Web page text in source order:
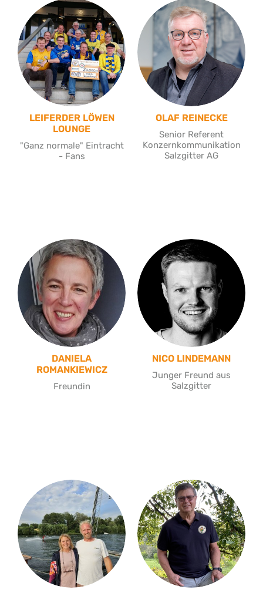
LEIFERDER LÖWEN
LOUNGE
"Ganz normale" Eintracht
- Fans
OLAF REINECKE
Senior Referent
Konzernkommunikation
Salzgitter AG
DANIELA
ROMANKIEWICZ
Freundin
NICO LINDEMANN
Junger Freund aus
Salzgitter